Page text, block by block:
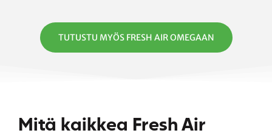
TUTUSTU MYÖS FRESH AIR OMEGAAN
Mitä kaikkea Fresh Air